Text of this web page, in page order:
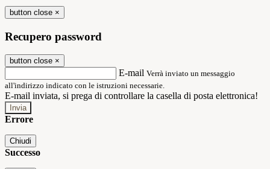
button close ×
Recupero password
button close ×
E-mail Verrà inviato un messaggio
all'indirizzo indicato con le istruzioni necessarie.
E-mail inviata, si prega di controllare la casella di posta elettronica!
Errore
Chiudi
Successo